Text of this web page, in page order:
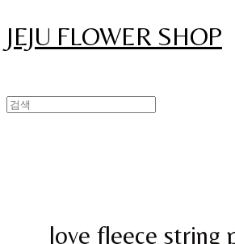
JEJU FLOWER SHOP
love fleece string